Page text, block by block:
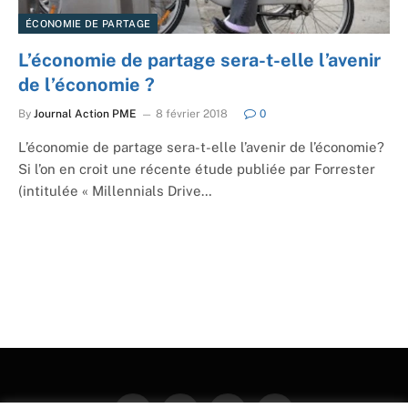
ÉCONOMIE DE PARTAGE
L’économie de partage sera-t-elle l’avenir
de l’économie ?
By Journal Action PME 8 février 2018 0
L’économie de partage sera-t-elle l’avenir de l’économie?
Si l’on en croit une récente étude publiée par Forrester
(intitulée « Millennials Drive…